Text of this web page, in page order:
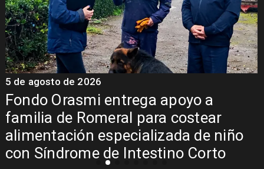
Fondo Orasmi entrega apoyo a
familia de Romeral para costear
alimentación especializada de niño
con Síndrome de Intestino Corto
5 de agosto de 2026